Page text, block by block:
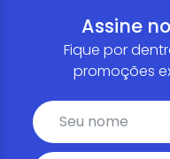
Assine
Fique por
promoções